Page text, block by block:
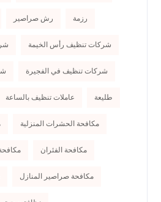
رزمة رش صراصير
شركات تنظيف رأس الخيمة
شركات تنظيف في الفجيرة
طليعة عاملات تنظيف بالساعة
مكافحة الحشرات المنزلية
مكافحة الفئران
مكافحة صراصير المنازل